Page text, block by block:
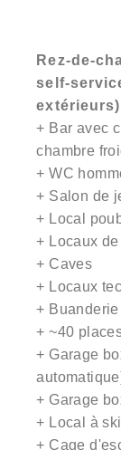
Rez-de-
self-
+ Bar avec
chambre
+ WC
+ Salon de
+ Local
+ Locaux
+ Caves
+ Locaux
+ Buanderie
+ ~40
+ Garage
+ Garage
+ Local à
+ Cage